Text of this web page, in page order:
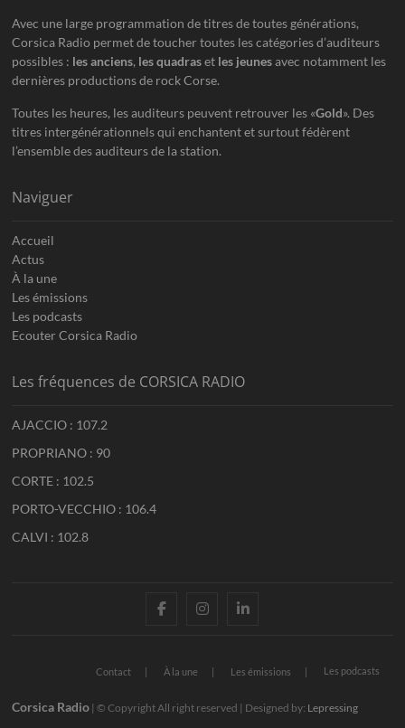
Avec une large programmation de titres de toutes générations,
Corsica Radio permet de toucher toutes les catégories d’auditeurs
possibles : les anciens, les quadraset les jeunesavec notamment les
dernières productions de rock Corse.
Toutes les heures, les auditeurs peuvent retrouver les «Gold». Des
titres intergénérationnels qui enchantent et surtout fédèrent
l’ensemble des auditeurs de la station.
Naviguer
Accueil
Actus
À la une
Les émissions
Les podcasts
Ecouter Corsica Radio
Les fréquences de CORSICA RADIO
AJACCIO : 107.2
PROPRIANO : 90
CORTE : 102.5
PORTO-VECCHIO : 106.4
CALVI : 102.8
facebookinstagram
linkedin
Contact À la une Les émissions Les podcasts
Corsica Radio | © Copyright All right reserved | Designed by: Lepressing